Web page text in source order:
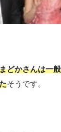
どかさんは一
そうです。